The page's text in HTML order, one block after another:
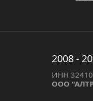
2008 -
ИНН
ООО